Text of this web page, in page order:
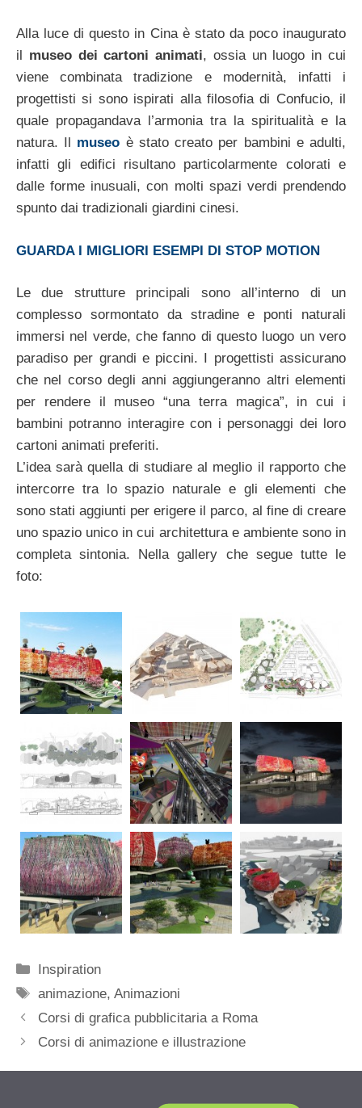
Alla luce di questo in Cina è stato da poco inaugurato
il museo dei cartoni animati, ossia un luogo in cui
viene combinata tradizione e modernità, infatti i
progettisti si sono ispirati alla filosofia di Confucio, il
quale propagandava l’armonia tra la spiritualità e la
natura. Il museo è stato creato per bambini e adulti,
infatti gli edifici risultano particolarmente colorati e
dalle forme inusuali, con molti spazi verdi prendendo
spunto dai tradizionali giardini cinesi.
GUARDA I MIGLIORI ESEMPI DI STOP MOTION
Le due strutture principali sono all’interno di un
complesso sormontato da stradine e ponti naturali
immersi nel verde, che fanno di questo luogo un vero
paradiso per grandi e piccini. I progettisti assicurano
che nel corso degli anni aggiungeranno altri elementi
per rendere il museo “una terra magica”, in cui i
bambini potranno interagire con i personaggi dei loro
cartoni animati preferiti.
L’idea sarà quella di studiare al meglio il rapporto che
intercorre tra lo spazio naturale e gli elementi che
sono stati aggiunti per erigere il parco, al fine di creare
uno spazio unico in cui architettura e ambiente sono in
completa sintonia. Nella gallery che segue tutte le
foto:
Categorie
Inspiration
Tag
animazione,Animazioni
Corsi di grafica pubblicitaria a Roma
Corsi di animazione e illustrazione